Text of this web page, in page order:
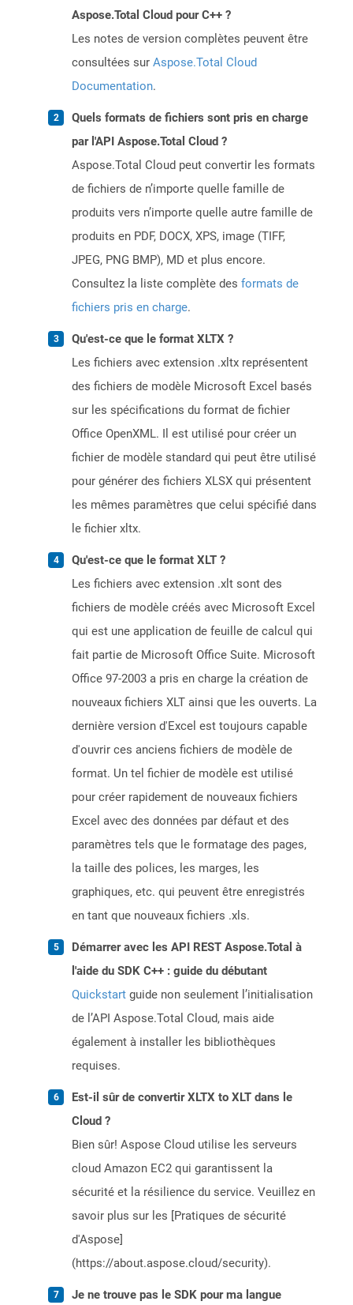
Aspose.Total Cloud pour C++ ?
Les notes de version complètes peuvent être
consultées sur Aspose.Total Cloud
Documentation.
Quels formats de fichiers sont pris en charge
par l'API Aspose.Total Cloud ?
Aspose.Total Cloud peut convertir les formats
de fichiers de n’importe quelle famille de
produits vers n’importe quelle autre famille de
produits en PDF, DOCX, XPS, image (TIFF,
JPEG, PNG BMP), MD et plus encore.
Consultez la liste complète des formats de
fichiers pris en charge.
Qu'est-ce que le format XLTX ?
Les fichiers avec extension .xltx représentent
des fichiers de modèle Microsoft Excel basés
sur les spécifications du format de fichier
Office OpenXML. Il est utilisé pour créer un
fichier de modèle standard qui peut être utilisé
pour générer des fichiers XLSX qui présentent
les mêmes paramètres que celui spécifié dans
le fichier xltx.
Qu'est-ce que le format XLT ?
Les fichiers avec extension .xlt sont des
fichiers de modèle créés avec Microsoft Excel
qui est une application de feuille de calcul qui
fait partie de Microsoft Office Suite. Microsoft
Office 97-2003 a pris en charge la création de
nouveaux fichiers XLT ainsi que les ouverts. La
dernière version d'Excel est toujours capable
d'ouvrir ces anciens fichiers de modèle de
format. Un tel fichier de modèle est utilisé
pour créer rapidement de nouveaux fichiers
Excel avec des données par défaut et des
paramètres tels que le formatage des pages,
la taille des polices, les marges, les
graphiques, etc. qui peuvent être enregistrés
en tant que nouveaux fichiers .xls.
Démarrer avec les API REST Aspose.Total à
l'aide du SDK C++ : guide du débutant
Quickstart guide non seulement l’initialisation
de l’API Aspose.Total Cloud, mais aide
également à installer les bibliothèques
requises.
Est-il sûr de convertir XLTX to XLT dans le
Cloud ?
Bien sûr! Aspose Cloud utilise les serveurs
cloud Amazon EC2 qui garantissent la
sécurité et la résilience du service. Veuillez en
savoir plus sur les [Pratiques de sécurité
d'Aspose]
(https://about.aspose.cloud/security).
Je ne trouve pas le SDK pour ma langue